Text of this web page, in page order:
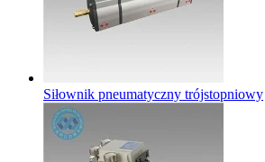
Siłownik pneumatyczny trójstopniowy